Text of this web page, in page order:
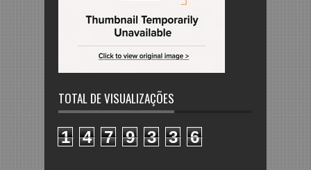
TOTAL DE VISUALIZAÇÕES
1 4 7 9 3 3 6